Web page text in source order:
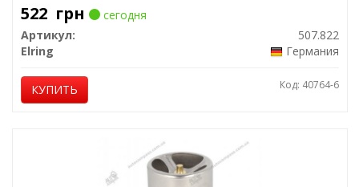
522 грн
сегодня
Артикул:
507.822
Elring
Германия
КУПИТЬ Код: 40764-6